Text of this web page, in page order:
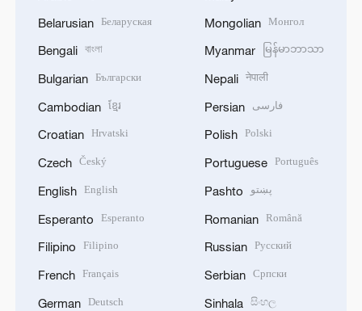
Belarusian Беларуская
Bengali বাংলা
Bulgarian Български
Cambodian ខ្មែរ
Croatian Hrvatski
Czech Český
English English
Esperanto Esperanto
Filipino Filipino
French Français
German Deutsch
Mongolian Монгол
Myanmar မြန်မာဘာသာ
Nepali नेपाली
Persian فارسی
Polish Polski
Portuguese Português
Pashto پښتو
Romanian Română
Russian Русский
Serbian Српски
Sinhala සිංහල